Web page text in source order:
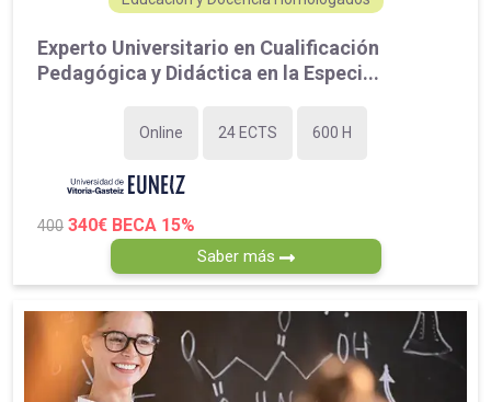
Experto Universitario en Cualificación
Pedagógica y Didáctica en la Especi...
Online 24 ECTS 600 H
400 340€ BECA 15%
Saber más